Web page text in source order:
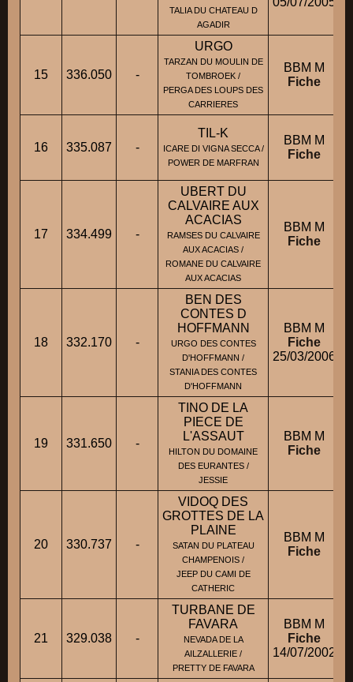
TALIA DU CHATEAU D
AGADIR
15 336.050 -
URGO
TARZAN DU MOULIN DE
TOMBROEK /
PERGA DES LOUPS DES
CARRIERES
BBM M
Fiche
16 335.087 -
TIL-K
ICARE DI VIGNA SECCA /
POWER DE MARFRAN
BBM M
Fiche
17 334.499 -
UBERT DU
CALVAIRE AUX
ACACIAS
RAMSES DU CALVAIRE
AUX ACACIAS /
ROMANE DU CALVAIRE
AUX ACACIAS
BBM M
Fiche
18 332.170 -
BEN DES
CONTES D
HOFFMANN
URGO DES CONTES
D'HOFFMANN /
STANIA DES CONTES
D'HOFFMANN
BBM M
Fiche
25/03/2006
19 331.650 -
TINO DE LA
PIECE DE
L'ASSAUT
HILTON DU DOMAINE
DES EURANTES /
JESSIE
BBM M
Fiche
20 330.737 -
VIDOQ DES
GROTTES DE LA
PLAINE
SATAN DU PLATEAU
CHAMPENOIS /
JEEP DU CAMI DE
CATHERIC
BBM M
Fiche
21 329.038 -
TURBANE DE
FAVARA
NEVADA DE LA
AILZALLERIE /
PRETTY DE FAVARA
BBM M
Fiche
14/07/2002